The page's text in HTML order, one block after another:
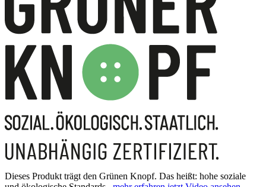
Dieses Produkt trägt den Grünen Knopf. Das heißt: hohe soziale